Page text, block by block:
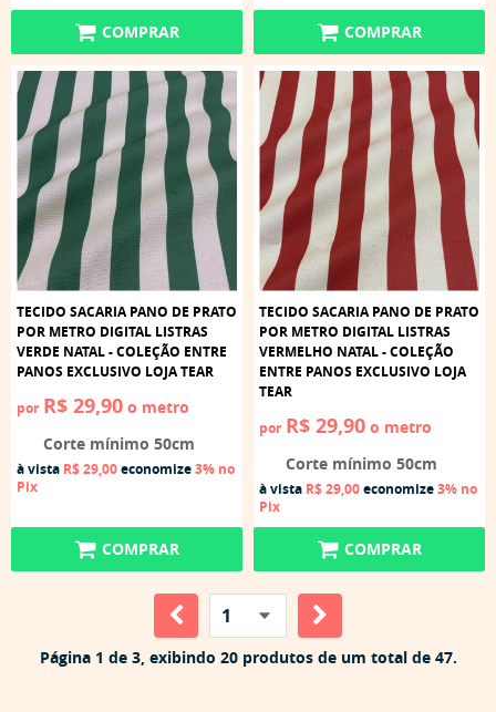
COMPRAR COMPRAR
TECIDO SACARIA PANO DE PRATO
POR METRO DIGITAL LISTRAS
VERDE NATAL - COLEÇÃO ENTRE
PANOS EXCLUSIVO LOJA TEAR
por R$ 29,90 o metro
Corte mínimo 50cm
à vista R$ 29,00economize3% no
Pix
COMPRAR
TECIDO SACARIA PANO DE PRATO
POR METRO DIGITAL LISTRAS
VERMELHO NATAL - COLEÇÃO
ENTRE PANOS EXCLUSIVO LOJA
TEAR
por R$ 29,90 o metro
Corte mínimo 50cm
à vista R$ 29,00economize3% no
Pix
COMPRAR
Página 1 de 3, exibindo 20 produtos de um total de 47.